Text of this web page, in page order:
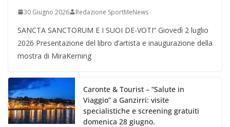
30 Giugno 2026 Redazione SportMeNews
SANCTA SANCTORUM E I SUOI DE-VOTI” Giovedì 2 luglio
2026 Presentazione del libro d’artista e inaugurazione della
mostra di MiraKerning
Caronte & Tourist – “Salute in
Viaggio” a Ganzirri: visite
specialistiche e screening gratuiti
domenica 28 giugno.